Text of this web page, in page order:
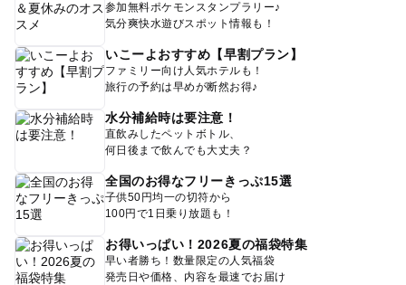
参加無料ポケモンスタンプラリー♪
気分爽快水遊びスポット情報も！
いこーよおすすめ【早割プラン】
ファミリー向け人気ホテルも！
旅行の予約は早めが断然お得♪
水分補給時は要注意！
直飲みしたペットボトル、
何日後まで飲んでも大丈夫？
全国のお得なフリーきっぷ15選
子供50円均一の切符から
100円で1日乗り放題も！
お得いっぱい！2026夏の福袋特集
早い者勝ち！数量限定の人気福袋
発売日や価格、内容を最速でお届け